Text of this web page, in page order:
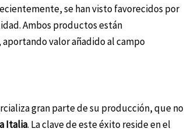
se han visto favorecidos por
Ambos productos están
valor añadido al campo
gran parte de su producción, que no
Italia. La clave de este éxito reside en el